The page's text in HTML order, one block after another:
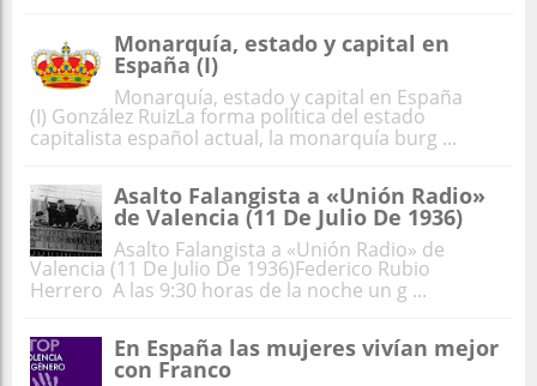
Monarquía, estado y capital en
España (I)
Monarquía, estado y capital en España
(I) González RuizLa forma política del estado
capitalista español actual, la monarquía burg ...
Asalto Falangista a «Unión Radio»
de Valencia (11 De Julio De 1936)
Asalto Falangista a «Unión Radio» de
Valencia (11 De Julio De 1936)Federico Rubio
Herrero A las 9:30 horas de la noche un g ...
En España las mujeres vivían mejor
con Franco